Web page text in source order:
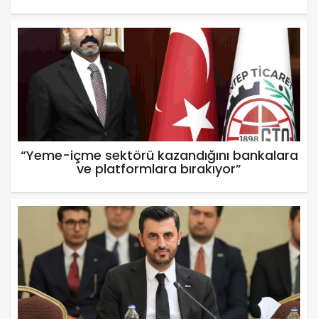
“Yeme-içme sektörü kazandığını bankalara
ve platformlara bırakıyor”